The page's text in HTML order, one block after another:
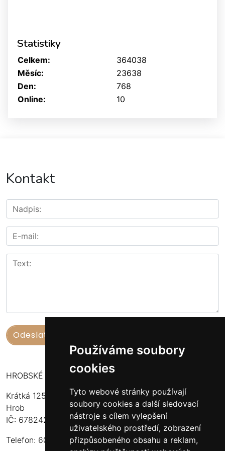
Používáme soubory
cookies
Tyto webové stránky používají
soubory cookies a další sledovací
nástroje s cílem vylepšení
uživatelského prostředí, zobrazení
přizpůsobeného obsahu a reklam,
Statistiky
Online: 10
Celkem:
364038
Měsíc:
23638
Den:
768
Kontakt
HROBSKÉ UZENINY
Krátká 125
Hrob
IČ: 67824234
Telefon: 603 574 306